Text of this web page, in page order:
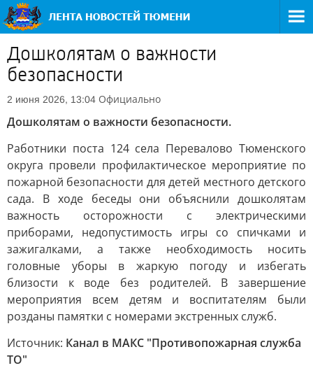
Дошколятам о важности
безопасности
2 июня 2026, 13:04 Официально
Дошколятам о важности безопасности.
Работники поста 124 села Перевалово Тюменского
округа провели профилактическое мероприятие по
пожарной безопасности для детей местного детского
сада. В ходе беседы они объяснили дошколятам
важность осторожности с электрическими
приборами, недопустимость игры со спичками и
зажигалками, а также необходимость носить
головные уборы в жаркую погоду и избегать
близости к воде без родителей. В завершение
мероприятия всем детям и воспитателям были
розданы памятки с номерами экстренных служб.
Источник: Канал в МАКС "Противопожарная служба
ТО"